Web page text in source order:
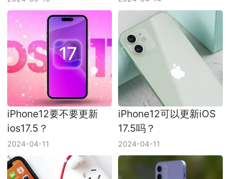
iPhone12要不要更新
ios17.5？
2024-04-11
iPhone12可以更新iOS
17.5吗？
2024-04-11